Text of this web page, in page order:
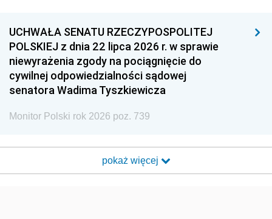
UCHWAŁA SENATU RZECZYPOSPOLITEJ
POLSKIEJ z dnia 22 lipca 2026 r. w sprawie
niewyrażenia zgody na pociągnięcie do
cywilnej odpowiedzialności sądowej
senatora Wadima Tyszkiewicza
Monitor Polski rok 2026 poz. 739
pokaż więcej